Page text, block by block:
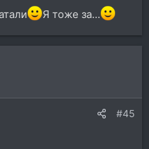
Я тоже за...
#45